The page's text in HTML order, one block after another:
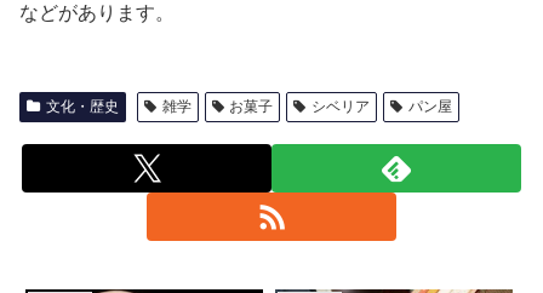
などがあります。
文化・歴史 雑学 お菓子 シベリア パン屋